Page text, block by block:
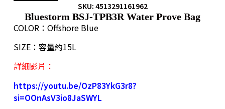
SKU: 4513291161962
Bluestorm BSJ-TPB3R Water Prove Bag
COLOR：Offshore Blue
SIZE：容量約15L
詳細影片：
https://youtu.be/OzP83YkG3r8?
si=OOnAsV3io8JaSWYL